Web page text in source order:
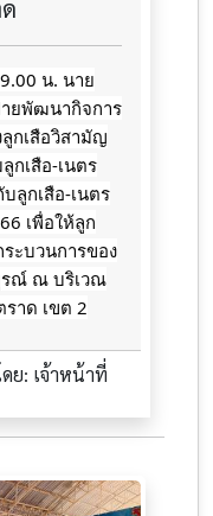
น. นาย
ายพัฒนากิจการ
กเสือวิสามัญ
กเสือ-เนตร
ลูกเสือ-เนตร
เพื่อให้ลูก
ะบวนการของ
รณ์ ณ บริเวณ
าด เขต 2
ดย: เจ้าหน้าที่